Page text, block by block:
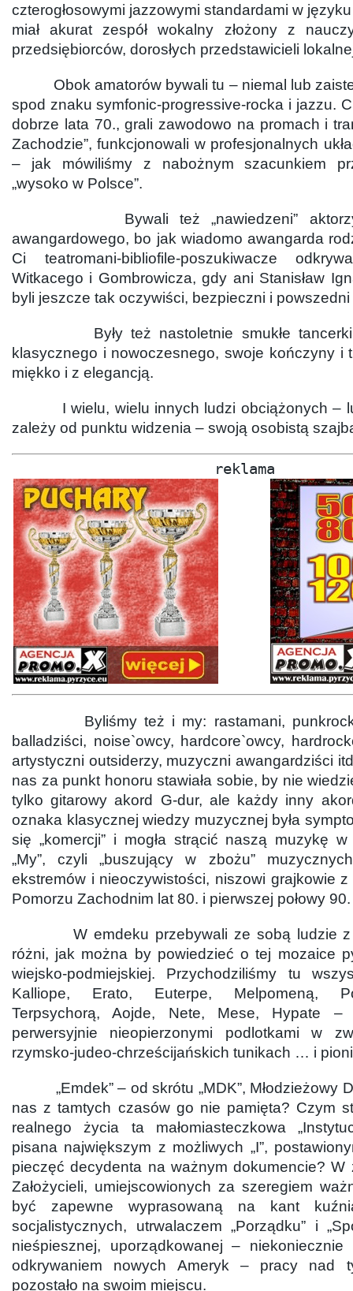
czterogłosowymi jazzowymi standardami w
miał akurat zespół wokalny złożony z
przedsiębiorców, dorosłych przedstawicieli
Obok amatorów bywali tu – niemal lub zaiste
spod znaku symfonic-progressive-rocka i jazzu.
dobrze lata 70., grali zawodowo na promach i
Zachodzie”, funkcjonowali w profesjonalnych
– jak mówiliśmy z nabożnym szacunkiem
„wysoko w Polsce”.
Bywali też „nawiedzeni” aktorzy-
awangardowego, bo jak wiadomo awangarda
Ci teatromani-bibliofile-poszukiwacze
Witkacego i Gombrowicza, gdy ani Stanisław
byli jeszcze tak oczywiści, bezpieczni i
Były też nastoletnie smukłe tancerki i
klasycznego i nowoczesnego, swoje kończyny i
miękko i z elegancją.
I wielu, wielu innych ludzi obciążonych –
zależy od punktu widzenia – swoją osobistą
reklama
Byliśmy też i my: rastamani,
balladziści, noise`owcy, hardcore`owcy,
artystyczni outsiderzy, muzyczni awangardziści
nas za punkt honoru stawiała sobie, by nie
tylko gitarowy akord G-dur, ale każdy inny
oznaka klasycznej wiedzy muzycznej była
się „komercji” i mogła strącić naszą muzykę w
„My”, czyli „buszujący w zbożu”
ekstremów i nieoczywistości, niszowi grajkowie z
Pomorzu Zachodnim lat 80. i pierwszej połowy 90.
W emdeku przebywali ze sobą ludzie z
różni, jak można by powiedzieć o tej mozaice
wiejsko-podmiejskiej. Przychodziliśmy tu
Kalliope, Erato, Euterpe, Melpomeną,
Terpsychorą, Aojde, Nete, Mese, Hypate –
perwersyjnie nieopierzonymi podlotkami w
rzymsko-judeo-chrześcijańskich tunikach … i
„Emdek” – od skrótu „MDK”, Młodzieżowy
nas z tamtych czasów go nie pamięta? Czym
realnego życia ta małomiasteczkowa
pisana największym z możliwych „I”,
pieczęć decydenta na ważnym dokumencie? W
Założycieli, umiejscowionych za szeregiem
być zapewne wyprasowaną na kant
socjalistycznych, utrwalaczem „Porządku” i
nieśpiesznej, uporządkowanej – niekoniecznie
odkrywaniem nowych Ameryk – pracy nad
pozostało na swoim miejscu.